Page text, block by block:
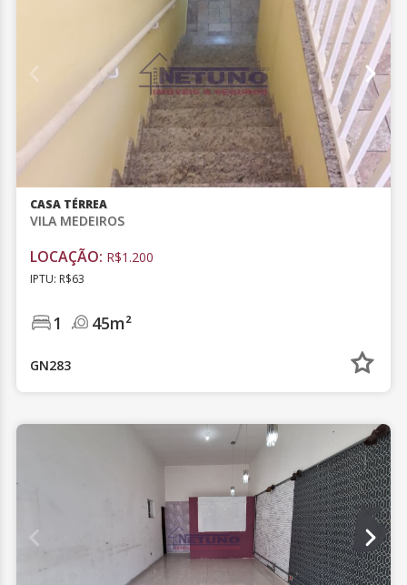
CASA TÉRREA
VILA MEDEIROS
LOCAÇÃO: R$1.200
IPTU: R$63
1 45m²
GN283